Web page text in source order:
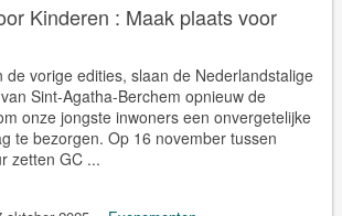
Kinderen : Maak plaats voor
de vorige edities, slaan de Nederlandstalige
Sint-Agatha-Berchem opnieuw de
onze jongste inwoners een onvergetelijke
te bezorgen. Op 16 november tussen
zetten GC ...